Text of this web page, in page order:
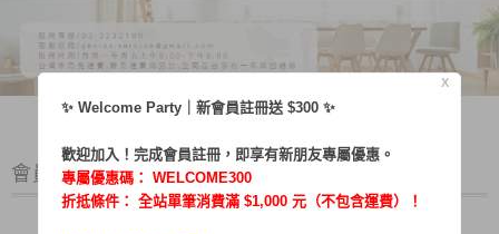
會員登入
X
✨ Welcome Party｜新會員註冊送 $300 ✨
歡迎加入！完成會員註冊，即享有新朋友專屬優惠。
專屬優惠碼： WELCOME300
折抵條件： 全站單筆消費滿 $1,000 元（不包含運費）！